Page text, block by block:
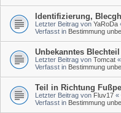
Identifizierung,
Letzter Beitrag von YaRoDa
Verfasst in Bestimmung
Unbekanntes Blechteil
Letzter Beitrag von Tomcat «
Verfasst in Bestimmung
Teil in Richtung
Letzter Beitrag von Fluv17 «
Verfasst in Bestimmung